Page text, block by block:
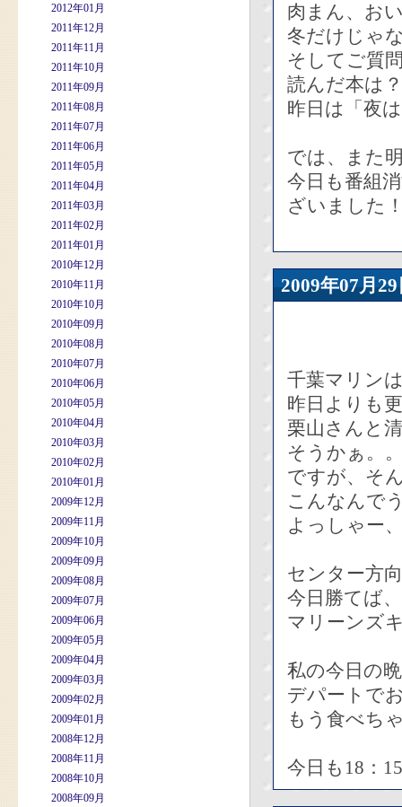
2012年01月
2011年12月
2011年11月
2011年10月
2011年09月
2011年08月
2011年07月
2011年06月
2011年05月
2011年04月
2011年03月
2011年02月
2011年01月
2010年12月
2010年11月
2010年10月
2010年09月
2010年08月
2010年07月
2010年06月
2010年05月
2010年04月
2010年03月
2010年02月
2010年01月
2009年12月
2009年11月
2009年10月
2009年09月
2009年08月
2009年07月
2009年06月
2009年05月
2009年04月
2009年03月
2009年02月
2009年01月
2008年12月
2008年11月
2008年10月
2008年09月
肉まん、お
冬だけじゃ
そしてご質
読んだ本は
昨日は「夜
では、また
今日も番組
ざいました
2009年07
千葉マリン
昨日よりも
栗山さんと
そうかぁ。
ですが、そ
こんなんで
よっしゃー
センター方
今日勝てば
マリーンズ
私の今日の
デパートで
もう食べち
今日も18：